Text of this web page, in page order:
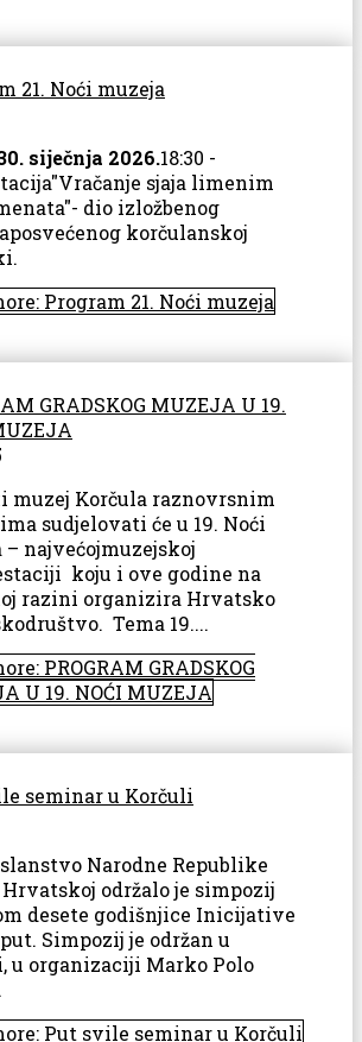
21. Noći muzeja
siječnja 2026.18:30 -
sjaja limenim
dio izložbenog
korčulanskoj
Program 21. Noći muzeja
GRADSKOG MUZEJA U 19.
muzej Korčula raznovrsnim
sudjelovati će u 19. Noći
– najvećojmuzejskoj
koju i ove godine na
razini organizira Hrvatsko
Tema 19....
PROGRAM GRADSKOG
U 19. NOĆI MUZEJA
seminar u Korčuli
Narodne Republike
održalo je simpozij
desete godišnjice Inicijative
Simpozij je održan u
u organizaciji Marko Polo
Put svile seminar u Korčuli